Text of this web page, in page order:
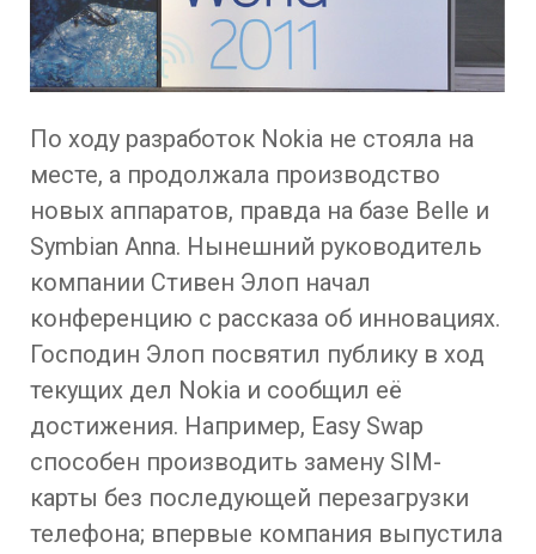
По ходу разработок Nokia не стояла на
месте, а продолжала производство
новых аппаратов, правда на базе Belle и
Symbian Anna. Нынешний руководитель
компании Стивен Элоп начал
конференцию с рассказа об инновациях.
Господин Элоп посвятил публику в ход
текущих дел Nokia и сообщил её
достижения. Например, Easy Swap
способен производить замену SIM-
карты без последующей перезагрузки
телефона; впервые компания выпустила